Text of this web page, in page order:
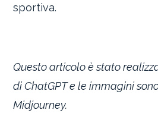
sportiva.
Questo articolo è stato
di ChatGPT e le immagini
Midjourney.